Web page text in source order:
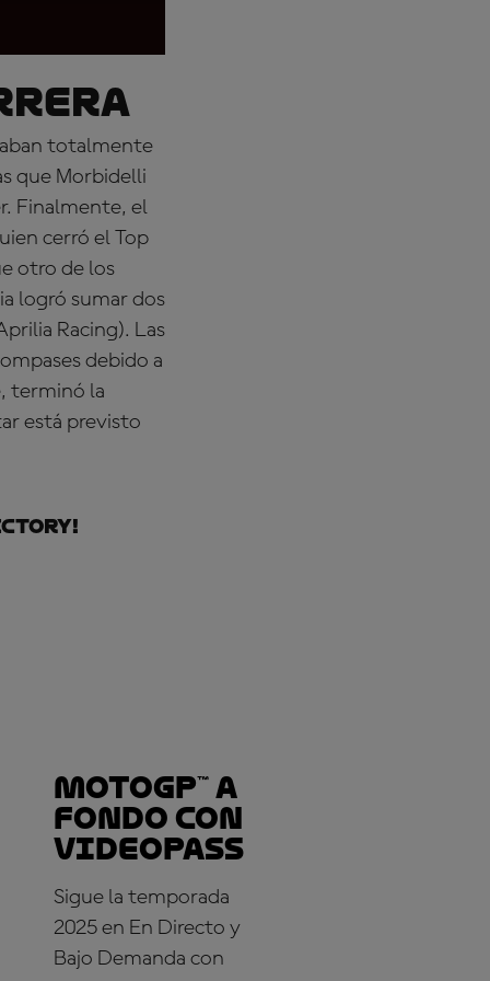
totalmente
que Morbidelli
Finalmente, el
cerró el Top
otro de los
logró sumar dos
Racing). Las
debido a
terminó la
está previsto
MotoGP™ a
fondo con
VideoPass
Sigue la temporada
2025 en En Directo y
Bajo Demanda con